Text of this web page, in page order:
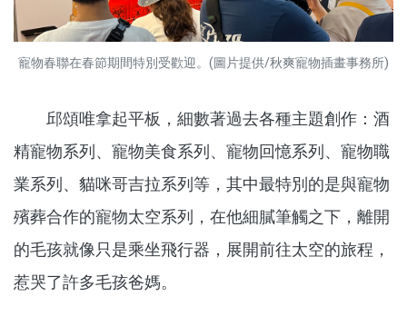
寵物春聯在春節期間特別受歡迎。(圖片提供/秋爽寵物插畫事務所)
邱頌唯拿起平板，細數著過去各種主題創作：酒
精寵物系列、寵物美食系列、寵物回憶系列、寵物職
業系列、貓咪哥吉拉系列等，其中最特別的是與寵物
殯葬合作的寵物太空系列，在他細膩筆觸之下，離開
的毛孩就像只是乘坐飛行器，展開前往太空的旅程，
惹哭了許多毛孩爸媽。